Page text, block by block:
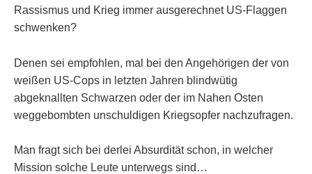
Rassismus und Krieg immer ausgerechnet US-Flaggen
schwenken?
Denen sei empfohlen, mal bei den Angehörigen der von
weißen US-Cops in letzten Jahren blindwütig
abgeknallten Schwarzen oder der im Nahen Osten
weggebombten unschuldigen Kriegsopfer nachzufragen.
Man fragt sich bei derlei Absurdität schon, in welcher
Mission solche Leute unterwegs sind…